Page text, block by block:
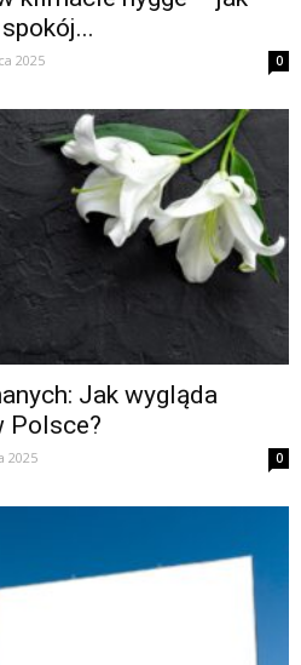
2025 0
Jak wygląda
Polsce?
2025 0